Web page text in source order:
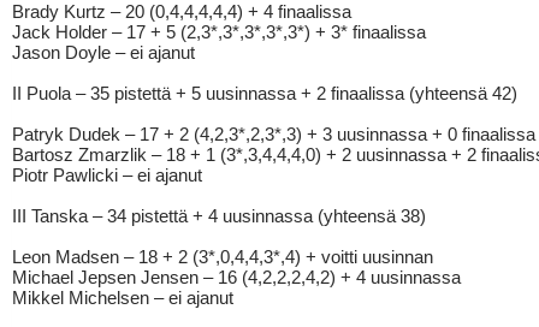
Brady Kurtz – 20 (0,4,4,4,4,4) + 4 finaalissa
Jack Holder – 17 + 5 (2,3*,3*,3*,3*,3*) + 3* finaalissa
Jason Doyle – ei ajanut
II Puola – 35 pistettä + 5 uusinnassa + 2 finaalissa (yhteensä 42)
Patryk Dudek – 17 + 2 (4,2,3*,2,3*,3) + 3 uusinnassa + 0 finaalissa
Bartosz Zmarzlik – 18 + 1 (3*,3,4,4,4,0) + 2 uusinnassa + 2
Piotr Pawlicki – ei ajanut
III Tanska – 34 pistettä + 4 uusinnassa (yhteensä 38)
Leon Madsen – 18 + 2 (3*,0,4,4,3*,4) + voitti uusinnan
Michael Jepsen Jensen – 16 (4,2,2,2,4,2) + 4 uusinnassa
Mikkel Michelsen – ei ajanut